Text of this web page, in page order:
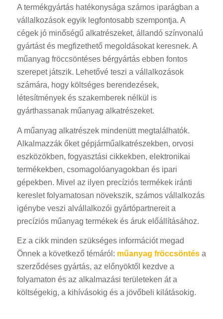
A termékgyártás hatékonysága számos iparágban a
vállalkozások egyik legfontosabb szempontja. A
cégek jó minőségű alkatrészeket, állandó színvonalú
gyártást és megfizethető megoldásokat keresnek. A
műanyag fröccsöntéses bérgyártás ebben fontos
szerepet játszik. Lehetővé teszi a vállalkozások
számára, hogy költséges berendezések,
létesítmények és szakemberek nélkül is
gyárthassanak műanyag alkatrészeket.
A műanyag alkatrészek mindenütt megtalálhatók.
Alkalmazzák őket gépjárműalkatrészekben, orvosi
eszközökben, fogyasztási cikkekben, elektronikai
termékekben, csomagolóanyagokban és ipari
gépekben. Mivel az ilyen precíziós termékek iránti
kereslet folyamatosan növekszik, számos vállalkozás
igénybe veszi alvállalkozói gyártópartnereit a
precíziós műanyag termékek és áruk előállításához.
Ez a cikk minden szükséges információt megad
Önnek a következő témáról: műanyag fröccsöntésa
szerződéses gyártás, az előnyöktől kezdve a
folyamaton és az alkalmazási területeken át a
költségekig, a kihívásokig és a jövőbeli kilátásokig.